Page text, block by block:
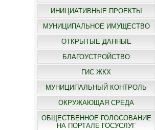
ИНИЦИАТИВНЫЕ ПРОЕКТЫ
МУНИЦИПАЛЬНОЕ ИМУЩЕСТВО
ОТКРЫТЫЕ ДАННЫЕ
БЛАГОУСТРОЙСТВО
ГИС ЖКХ
МУНИЦИПАЛЬНЫЙ КОНТРОЛЬ
ОКРУЖАЮЩАЯ СРЕДА
ОБЩЕСТВЕННОЕ ГОЛОСОВАНИЕ
НА ПОРТАЛЕ ГОСУСЛУГ